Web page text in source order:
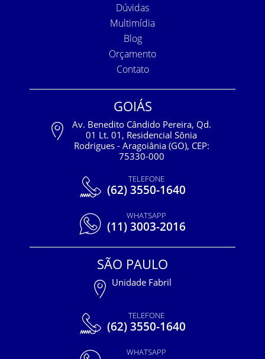
Dúvidas
Multimídia
Blog
Orçamento
Contato
GOIÁS
Av. Benedito Cândido Pereira, Qd.
01 Lt. 01, Residencial Sônia
Rodrigues - Aragoiânia (GO), CEP:
75330-000
TELEFONE
(62) 3550-1640
WHATSAPP
(11) 3003-2016
SÃO PAULO
Unidade Fabril
TELEFONE
(62) 3550-1640
WHATSAPP